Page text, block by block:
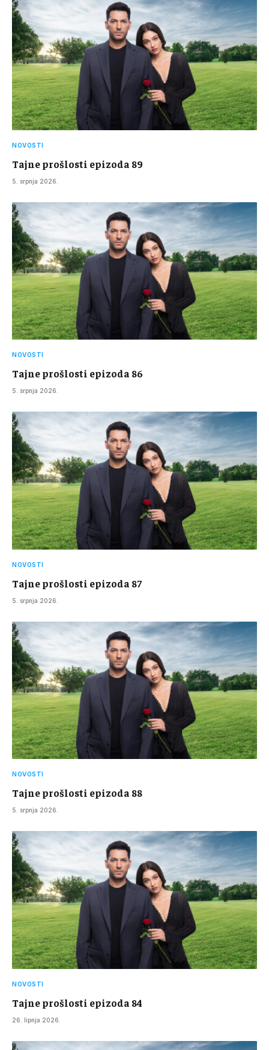
NOVOSTI
Tajne prošlosti epizoda 89
5. srpnja 2026.
NOVOSTI
Tajne prošlosti epizoda 86
5. srpnja 2026.
NOVOSTI
Tajne prošlosti epizoda 87
5. srpnja 2026.
NOVOSTI
Tajne prošlosti epizoda 88
5. srpnja 2026.
NOVOSTI
Tajne prošlosti epizoda 84
26. lipnja 2026.